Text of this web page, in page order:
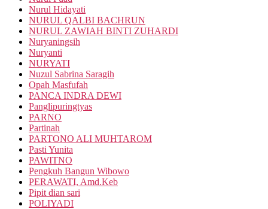
Nurul Hidayati
NURUL QALBI BACHRUN
NURUL ZAWIAH BINTI ZUHARDI
Nuryaningsih
Nuryanti
NURYATI
Nuzul Sabrina Saragih
Opah Masfufah
PANCA INDRA DEWI
Panglipuringtyas
PARNO
Partinah
PARTONO ALI MUHTAROM
Pasti Yunita
PAWITNO
Pengkuh Bangun Wibowo
PERAWATI, Amd.Keb
Pipit dian sari
POLIYADI